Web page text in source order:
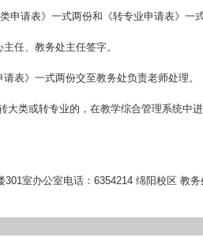
申请表》一式两份和《转专业申请表》一式
任、教务处主任签字。
表》一式两份交至教务处负责老师处理。
类或转专业的，在教学综合管理系统中
室办公室电话：6354214 绵阳校区 教